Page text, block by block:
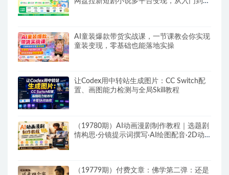
AI童装爆款带货实战课，一节课教会你实现
童装变现，零基础也能落地实操
让Codex用中转站生成图片：CC Switch配
置、画图能力检测与全局Skill教程
（19780期）AI动画漫剧制作教程｜选题剧
情构思·分镜提示词撰写·AI绘图配音·2D动
（19779期）付费文章：佛学第二弹：还是